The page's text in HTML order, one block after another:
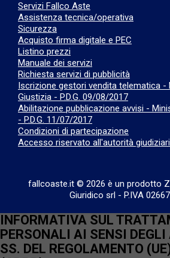
Servizi Fallco Aste
Assistenza tecnica/operativa
Sicurezza
Acquisto firma digitale e PEC
Listino prezzi
Manuale dei servizi
Richiesta servizi di pubblicità
Iscrizione gestori vendita telematica -
Giustizia - P.D.G. 09/08/2017
Abilitazione pubblicazione avvisi -
- P.D.G. 11/07/2017
Condizioni di partecipazione
Accesso riservato all'autorità
fallcoaste.it © 2026 è un prodotto
Giuridico srl - P.IVA
INFORMATIVA SUL
PERSONALI AI SENSI
SS. DEL REGOLAMENTO